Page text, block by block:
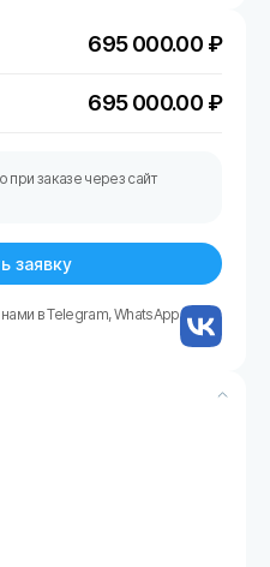
695 000.00 ₽
695 000.00 ₽
при заказе через сайт
заявку
в Telegram, WhatsApp